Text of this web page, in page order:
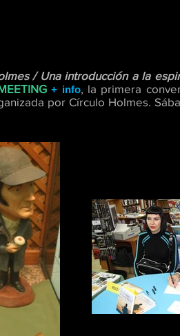
/ Una introducción a la
+ info, la primera
por Círculo Holmes. S